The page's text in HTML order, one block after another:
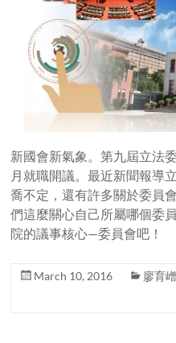
新國會新氣象。第九屆立法
月就職開議。最近新聞報導
喬不定，還有許多關於委員
們這麼關心自己所屬哪個委
院的議事核心—委員會吧！
March 10, 2016 廖育嶒